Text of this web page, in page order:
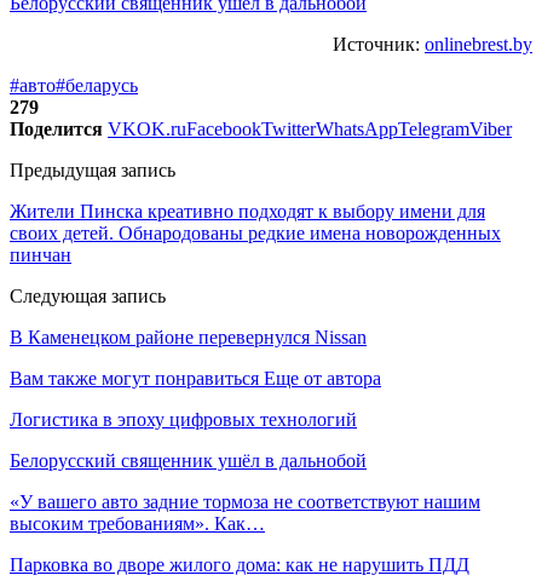
Источник: onlinebrest.by
#авто#беларусь
279
Поделится VKOK.ruFacebookTwitterWhatsAppTelegramViber
Предыдущая запись
Жители Пинска креативно подходят к выбору имени для
своих детей. Обнародованы редкие имена новорожденных
пинчан
Следующая запись
В Каменецком районе перевернулся Nissan
Вам также могут понравиться Еще от автора
Логистика в эпоху цифровых технологий
Белорусский священник ушёл в дальнобой
«У вашего авто задние тормоза не соответствуют нашим
высоким требованиям». Как…
Парковка во дворе жилого дома: как не нарушить ПДД